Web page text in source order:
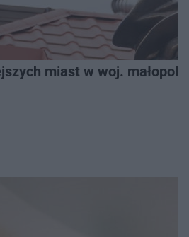
miast w woj.